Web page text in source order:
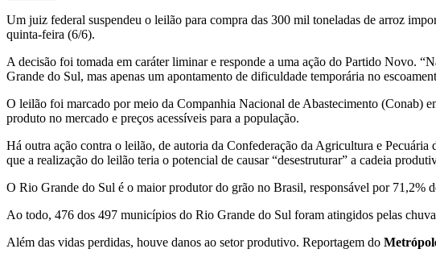
Um juiz federal suspendeu o leilão para compra das 300 mil toneladas de arroz
quinta-feira (6/6).
A decisão foi tomada em caráter liminar e responde a uma ação do Partido Novo.
Grande do Sul, mas apenas um apontamento de dificuldade temporária no
O leilão foi marcado por meio da Companhia Nacional de Abastecimento (Conab)
produto no mercado e preços acessíveis para a população.
Há outra ação contra o leilão, de autoria da Confederação da Agricultura e
que a realização do leilão teria o potencial de causar “desestruturar” a cadeia
O Rio Grande do Sul é o maior produtor do grão no Brasil, responsável por
Ao todo, 476 dos 497 municípios do Rio Grande do Sul foram atingidos pelas
Além das vidas perdidas, houve danos ao setor produtivo. Reportagem do